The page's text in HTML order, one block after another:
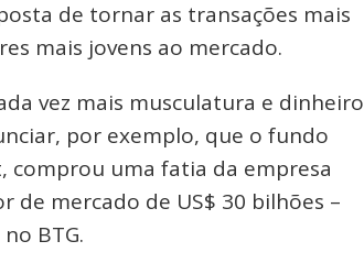
de tornar as transações mais
mais jovens ao mercado.
vez mais musculatura e dinheiro
por exemplo, que o fundo
comprou uma fatia da empresa
de mercado de US$ 30 bilhões –
BTG.